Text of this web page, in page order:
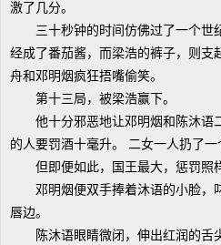
激了几分。
三十秒钟的时间仿佛过了一个世
经成了番茄酱，而梁浩的裤子，则支
舟和邓明烟疯狂捂嘴偷笑。
第十三局，被梁浩赢下。
他十分邪恶地让邓明烟和陈沐语
的人要罚酒十毫升。 二女一人扔了一
但即便如此，国王最大，惩罚照样
邓明烟便双手捧着沐语的小脸，
唇边。
陈沐语眼睛微闭，伸出红润的舌